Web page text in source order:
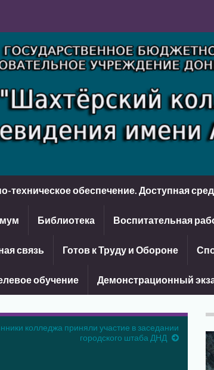
техническое обеспечение. Доступная
Библиотека Воспитательная
связь Готов к Труду и Обороне
обучение Демонстрационный
колледжа приняли участие в заседании
городского штаба ДНД